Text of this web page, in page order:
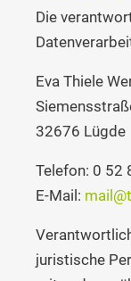
Die
Eva Thiele
32676 Lügde
Telefon: 0 52
E-Mail:
juristische